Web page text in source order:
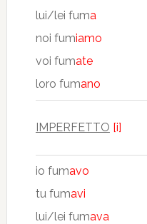
lui/lei fuma
noi fumiamo
voi fumate
loro fumano
IMPERFETTO [i]
io fumavo
tu fumavi
lui/lei fumava